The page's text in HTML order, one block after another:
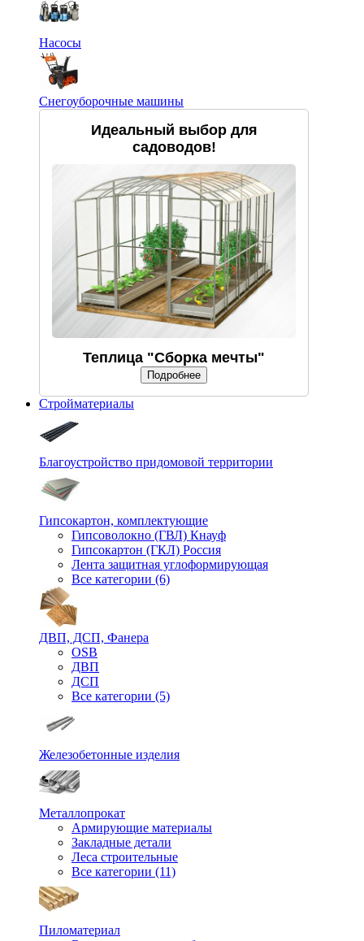
Насосы
Снегоуборочные машины
Идеальный выбор для
садоводов!
Теплица "Сборка мечты"
Подробнее
Стройматериалы
Благоустройство придомовой территории
Гипсокартон, комплектующие
Гипсоволокно (ГВЛ) Кнауф
Гипсокартон (ГКЛ) Россия
Лента защитная углоформирующая
Все категории (6)
ДВП, ДСП, Фанера
OSB
ДВП
ДСП
Все категории (5)
Железобетонные изделия
Металлопрокат
Армирующие материалы
Закладные детали
Леса строительные
Все категории (11)
Пиломатериал